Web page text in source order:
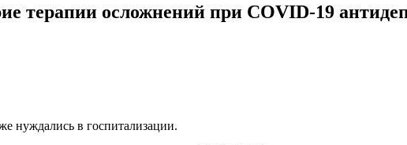
терапии осложнений при COVID-19
нуждались в госпитализации.